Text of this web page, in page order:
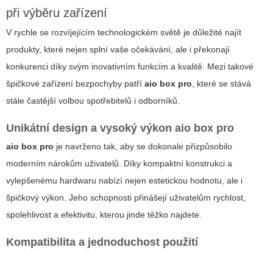
při výběru zařízení
V rychle se rozvíjejícím technologickém světě je důležité najít
produkty, které nejen splní vaše očekávání, ale i překonají
konkurenci díky svým inovativním funkcím a kvalitě. Mezi takové
špičkové zařízení bezpochyby patří aio box pro, které se stává
stále častější volbou spotřebitelů i odborníků.
Unikátní design a vysoký výkon aio box pro
aio box pro je navrženo tak, aby se dokonale přizpůsobilo
moderním nárokům uživatelů. Díky kompaktní konstrukci a
vylepšenému hardwaru nabízí nejen estetickou hodnotu, ale i
špičkový výkon. Jeho schopnosti přinášejí uživatelům rychlost,
spolehlivost a efektivitu, kterou jinde těžko najdete.
Kompatibilita a jednoduchost použití